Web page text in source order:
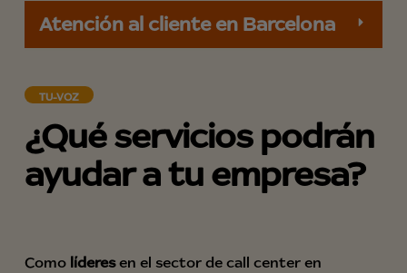
Atención al cliente en Barcelona
TU-VOZ
¿Qué servicios podrán
ayudar a tu empresa?
Como líderesen el sector de call center en